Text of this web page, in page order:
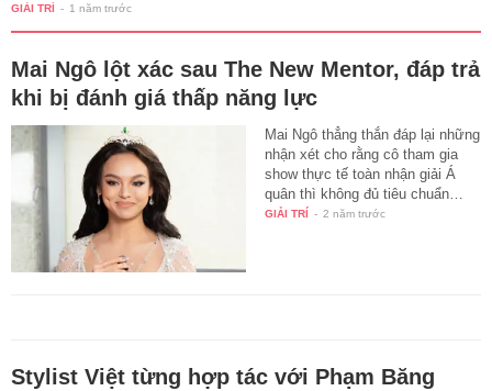
GIẢI TRÍ - 1 năm trước
Mai Ngô lột xác sau The New Mentor, đáp trả
khi bị đánh giá thấp năng lực
Mai Ngô thẳng thắn đáp lại những
nhận xét cho rằng cô tham gia
show thực tế toàn nhận giải Á
quân thì không đủ tiêu chuẩn…
GIẢI TRÍ - 2 năm trước
Stylist Việt từng hợp tác với Phạm Băng